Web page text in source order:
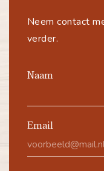
Neem contact
verder.
Naam
Email